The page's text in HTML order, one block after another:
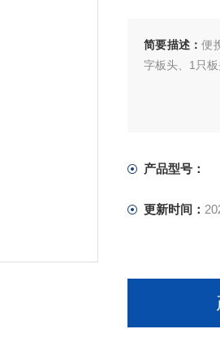
简要描述：便
字板头、1只板
产品型号：
更新时间：